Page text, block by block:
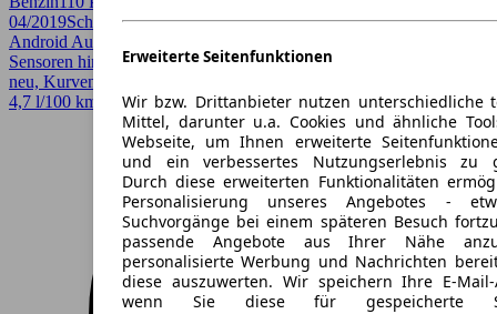
Erweiterte Seitenfunktionen
Wir bzw. Drittanbieter nutzen unterschiedliche
Mittel, darunter u.a. Cookies und ähnliche
Webseite, um Ihnen erweiterte
und ein verbessertes Nutzungserlebnis zu
Durch diese erweiterten Funktionalitäten
Personalisierung unseres Angebotes -
Suchvorgänge bei einem späteren Besuch
passende Angebote aus Ihrer Nähe
personalisierte Werbung und Nachrichten
diese auszuwerten. Wir speichern Ihre E-Mail-
wenn Sie diese für gespeicherte
04/2019SchaltgetriebeKleinwagen4 Türen
Android Auto, Apple CarPlay, CarPlay, Einparkhilfe, Einparkhilfe
Sensoren hinten, Einparkhilfe Sensoren vorne, Garantie, HU/AU
neu, Kurvenlicht, Regensensor, Scheckheftgepflegt, Sitzheizung
4,7 l/100 km (komb.)*